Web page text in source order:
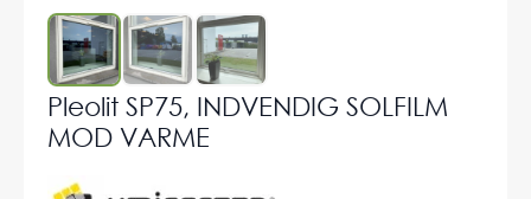
Pleolit SP75, INDVENDIG SOLFILM
MOD VARME